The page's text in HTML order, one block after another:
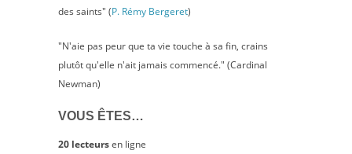
des saints" (P. Rémy Bergeret)
"N'aie pas peur que ta vie touche à sa fin, crains
plutôt qu'elle n'ait jamais commencé." (Cardinal
Newman)
VOUS ÊTES…
20 lecteursen ligne